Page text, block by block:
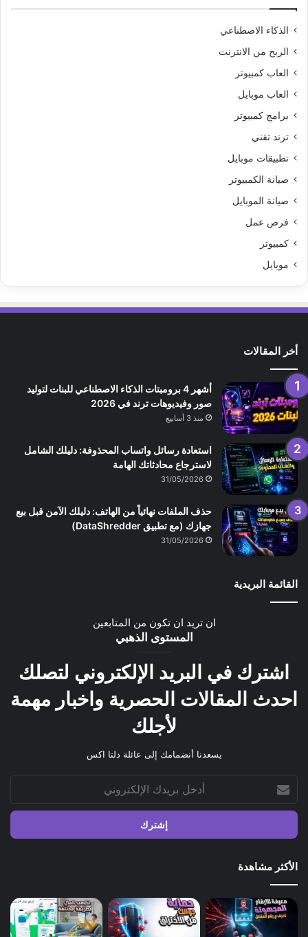
الذكاء الاصطناعي
الربح من الانترنت
العاب كمبيوتر
العاب موبايل
برامج كمبيوتر
ترند تقني
تطبيقات موبايل
صيانة الكمبيوتر
صيانة الموبايل
فرص عمل
كمبيوتر
موبايل
أخر المقالات
أشهر 4 برومبتات الذكاء الاصطناعي للبنات لتوليد
صور وفيديوهات ترند في 2026
منذ 3 أسابيع
استعادة رسائل واتساب المحذوفة: دليلك الشامل
لاسترجاع محادثاتك الهامة
31/05/2026
حذف الملفات نهائياً من الهاتف: دليلك الآمن قبل بيع
جهازك (مع تطبيق DataShredder)
31/05/2026
القائمة البريدية
ان تريد ان تكون من المتابعين
المستوى الذهبي
اشترك في البريد الإلكتروني لتصلك
احدث المقالات الحصرية واخبار مهمة
لأجلك
يسعدنا أنضمامك إلى عائلة دلتا اكس
بريدك
الإلكتروني
الأكثر مشاهدة